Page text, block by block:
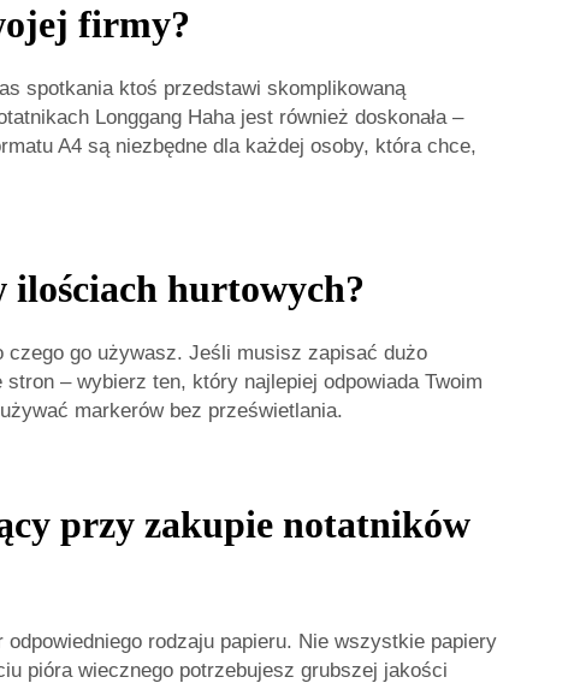
firmy?
spotkania ktoś przedstawi skomplikowaną
Longgang Haha jest również doskonała –
A4 są niezbędne dla każdej osoby, która chce,
hurtowych?
czego go używasz. Jeśli musisz zapisać dużo
– wybierz ten, który najlepiej odpowiada Twoim
markerów bez prześwietlania.
przy zakupie notatników
rodzaju papieru. Nie wszystkie papiery
pióra wiecznego potrzebujesz grubszej jakości